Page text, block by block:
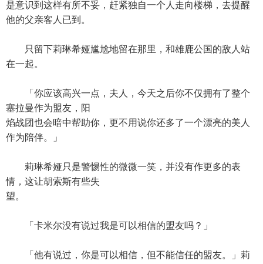
是意识到这样有所不妥，赶紧独自一个人走向楼梯，去提醒
他的父亲客人已到。
只留下莉琳希娅尴尬地留在那里，和雄鹿公国的敌人站
在一起。
「你应该高兴一点，夫人，今天之后你不仅拥有了整个
塞拉曼作为盟友，阳
焰战团也会暗中帮助你，更不用说你还多了一个漂亮的美人
作为陪伴。」
莉琳希娅只是警惕性的微微一笑，并没有作更多的表
情，这让胡索斯有些失
望。
「卡米尔没有说过我是可以相信的盟友吗？」
「他有说过，你是可以相信，但不能信任的盟友。」莉